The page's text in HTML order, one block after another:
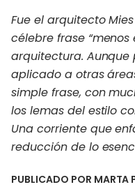
Fue el arquitecto
célebre frase “menos
arquitectura. Aunque
aplicado a otras
simple frase, con
los lemas del estilo
Una corriente que
reducción de lo
PUBLICADO POR MARTA